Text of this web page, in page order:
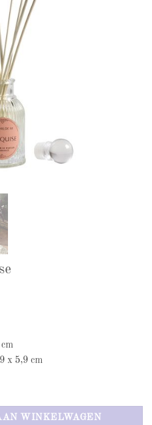
x 5,9 cm
WINKELWAGEN